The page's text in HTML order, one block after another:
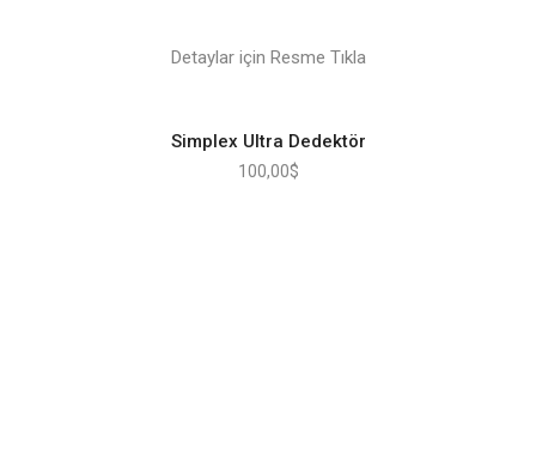
Detaylar için Resme Tıkla
Simplex Ultra Dedektör
100,00$